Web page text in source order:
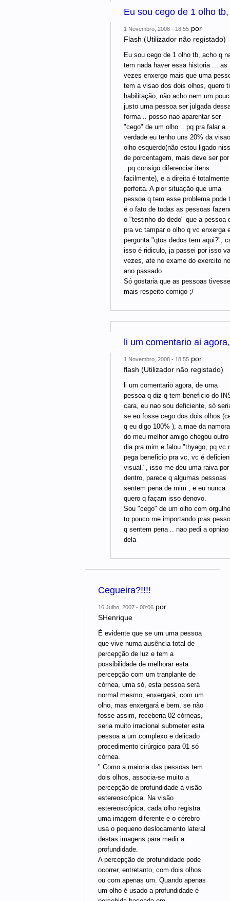
Eu sou cego de 1 olho tb,
1 Novembro, 2008 - 18:55 por
Flash (Utilizador não registado)
Eu sou cego de 1 olho tb, acho q
tem nada haver essa historia ... as
vezes enxergo mais que uma
tem a visao dos dois olhos, quero
habilitação, não acho nem um
justo uma pessoa ser julgada
forma .. posso nao aparentar ser
"cego" de um olho .. pq pra falar a
verdade eu tenho uns 20% da
olho esquerdo(não estou ligado
de porcentagem, mais deve ser
. pq consigo diferenciar itens
facilmente), e a direita é totalmente
perfeita. A pior situação que uma
pessoa q tem esse problema pode
é o fato de todas as pessoas
o "testinho do dedo" que a pessoa
pra vc tampar o olho q vc enxerga
pergunta "qtos dedos tem aqui?",
isso é ridiculo, ja passei por isso
vezes, ate no exame do exercito no
ano passado.
Só gostaria que as pessoas
mais respeito comigo ;/
li um comentario ai agora,
1 Novembro, 2008 - 18:55 por
flash (Utilizador não registado)
li um comentario agora, de uma
pessoa q diz q tem beneficio do
cara, eu nao sou deficiente, só
se eu fosse cego dos dois olhos
q eu digo 100% ), a mae da
do meu melhor amigo chegou outro
dia pra mim e falou "thyago, pq vc
pega beneficio pra vc, vc é
visual.", isso me deu uma raiva por
dentro, parece q algumas pessoas
sentem pena de mim , e eu nunca
quero q façam isso denovo.
Sou "cego" de um olho com
to pouco me importando pras
q sentem pena .. nao pedi a opniao
dela
Cegueira?!!!!
16 Julho, 2007 - 00:06 por
SHenrique
É evidente que se um uma pessoa
que vive numa ausência total de
percepção de luz e tem a
possibilidade de melhorar esta
percepção com um tranplante de
córnea, uma só, esta pessoa será
normal mesmo, enxergará, com um
olho, mas enxergará e bem, se não
fosse assim, receberia 02 córneas,
seria muito irracional submeter esta
pessoa a um complexo e delicado
procedimento cirúrgico para 01 só
córnea.
" Como a maioria das pessoas tem
dois olhos, associa-se muito a
percepção de profundidade à visão
estereoscópica. Na visão
estereoscópica, cada olho registra
uma imagem diferente e o cérebro
usa o pequeno deslocamento lateral
destas imagens para medir a
profundidade.
A percepção de profundidade pode
ocorrer, entretanto, com dois olhos
ou com apenas um. Quando apenas
um olho é usado a profundidade é